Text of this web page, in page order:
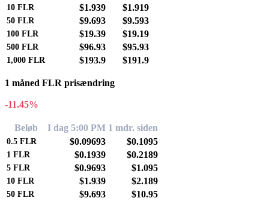
10 FLR $1.939 $1.919
50 FLR $9.693 $9.593
100 FLR $19.39 $19.19
500 FLR $96.93 $95.93
1,000 FLR $193.9 $191.9
1 måned FLR prisændring
-11.45%
Beløb I dag 5:00 PM 1 mdr. siden
0.5 FLR $0.09693 $0.1095
1 FLR $0.1939 $0.2189
5 FLR $0.9693 $1.095
10 FLR $1.939 $2.189
50 FLR $9.693 $10.95